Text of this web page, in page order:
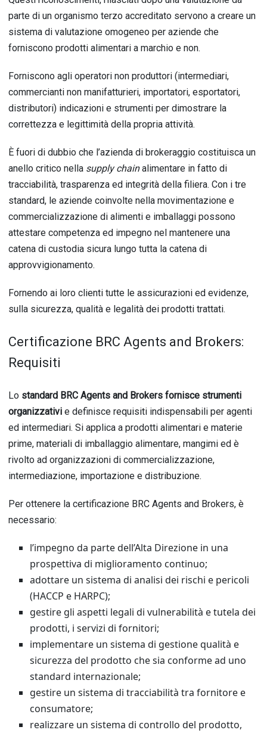
parte di un organismo terzo accreditato servono a creare un
sistema di valutazione omogeneo per aziende che
forniscono prodotti alimentari a marchio e non.
Forniscono agli operatori non produttori (intermediari,
commercianti non manifatturieri, importatori, esportatori,
distributori) indicazioni e strumenti per dimostrare la
correttezza e legittimità della propria attività.
È fuori di dubbio che l’azienda di brokeraggio costituisca un
anello critico nella supply chainalimentare in fatto di
tracciabilità, trasparenza ed integrità della filiera. Con i tre
standard, le aziende coinvolte nella movimentazione e
commercializzazione di alimenti e imballaggi possono
attestare competenza ed impegno nel mantenere una
catena di custodia sicura lungo tutta la catena di
approvvigionamento.
Fornendo ai loro clienti tutte le assicurazioni ed evidenze,
sulla sicurezza, qualità e legalità dei prodotti trattati.
Certificazione BRC Agents and Brokers:
Requisiti
Lo standard BRC Agents and Brokers fornisce strumenti
organizzativi e definisce requisiti indispensabili per agenti
ed intermediari. Si applica a prodotti alimentari e materie
prime, materiali di imballaggio alimentare, mangimi ed è
rivolto ad organizzazioni di commercializzazione,
intermediazione, importazione e distribuzione.
Per ottenere la certificazione BRC Agents and Brokers, è
necessario:
l’impegno da parte dell’Alta Direzione in una
prospettiva di miglioramento continuo;
adottare un sistema di analisi dei rischi e pericoli
(HACCP e HARPC);
gestire gli aspetti legali di vulnerabilità e tutela dei
prodotti, i servizi di fornitori;
implementare un sistema di gestione qualità e
sicurezza del prodotto che sia conforme ad uno
standard internazionale;
gestire un sistema di tracciabilità tra fornitore e
consumatore;
realizzare un sistema di controllo del prodotto,